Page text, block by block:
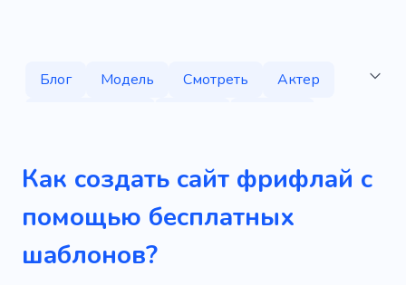
Блог Модель Смотреть
Актер
Оружие
Линзы Фильмы
Писарь
Литье
Фан-клуб
Любительский
Шоурил
Звезда
Как создать сайт фрифлай с
помощью бесплатных
шаблонов?